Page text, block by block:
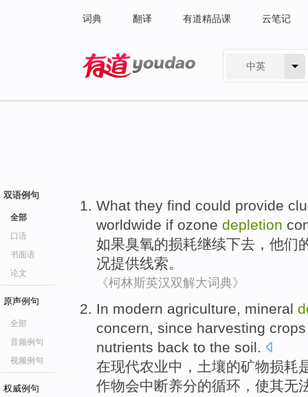
词典 翻译 有道精品课 云笔记
中英
双语例句
全部
口语
书面语
论文
原声例句
全部
音频例句
视频例句
权威例句
What they find could provide
worldwide if ozone depletion
如果臭氧的损耗继续下去， 他们
况提供线索。
《柯林斯英汉双解大词典》
In modern agriculture, mineral
concern, since harvesting crops
nutrients back to the soil.
在现代农业中， 土壤的矿物损耗
作物会中断养分的循环 ，使其无